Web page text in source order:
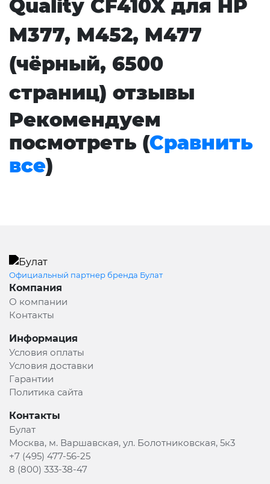
Quality CF410X для HP
M377, M452, M477
(чёрный, 6500
страниц) отзывы
Рекомендуем
посмотреть (Сравнить
все)
Официальный партнер бренда Булат
Компания
О компании
Контакты
Информация
Условия оплаты
Условия доставки
Гарантии
Политика сайта
Контакты
Булат
Москва, м. Варшавская, ул. Болотниковская, 5к3
+7 (495) 477-56-25
8 (800) 333-38-47